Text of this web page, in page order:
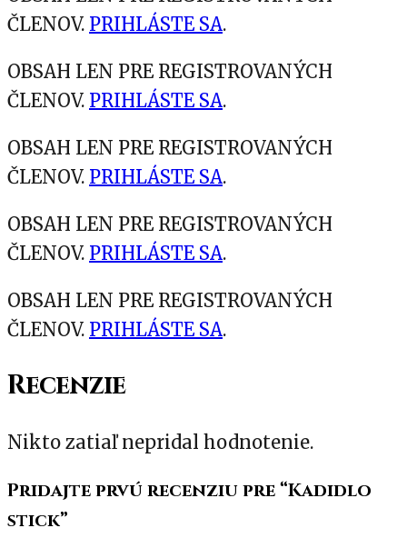
ČLENOV. PRIHLÁSTE SA.
OBSAH LEN PRE REGISTROVANÝCH
ČLENOV. PRIHLÁSTE SA.
OBSAH LEN PRE REGISTROVANÝCH
ČLENOV. PRIHLÁSTE SA.
OBSAH LEN PRE REGISTROVANÝCH
ČLENOV. PRIHLÁSTE SA.
OBSAH LEN PRE REGISTROVANÝCH
ČLENOV. PRIHLÁSTE SA.
Recenzie
Nikto zatiaľ nepridal hodnotenie.
Pridajte prvú recenziu pre “Kadidlo
stick”